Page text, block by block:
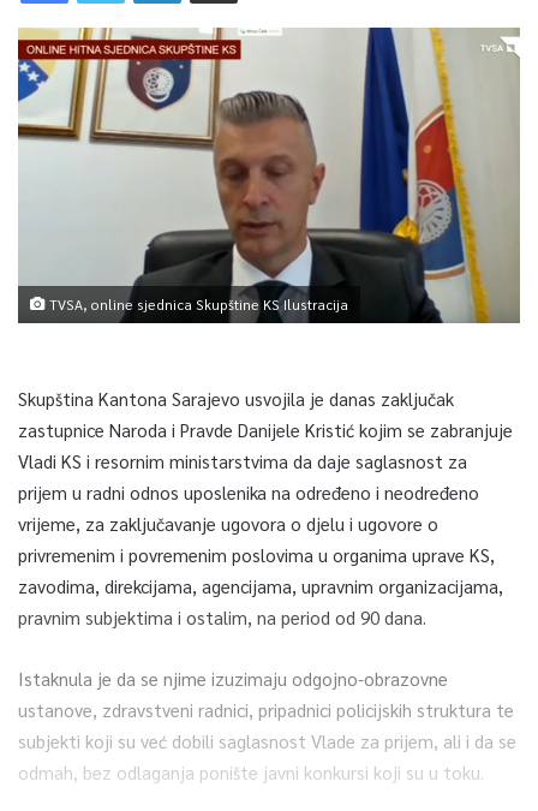
TVSA, online sjednica Skupštine KS Ilustracija
Skupština Kantona Sarajevo usvojila je danas zaključak
zastupnice Naroda i Pravde Danijele Kristić kojim se zabranjuje
Vladi KS i resornim ministarstvima da daje saglasnost za
prijem u radni odnos uposlenika na određeno i neodređeno
vrijeme, za zaključavanje ugovora o djelu i ugovore o
privremenim i povremenim poslovima u organima uprave KS,
zavodima, direkcijama, agencijama, upravnim organizacijama,
pravnim subjektima i ostalim, na period od 90 dana.
Istaknula je da se njime izuzimaju odgojno-obrazovne
ustanove, zdravstveni radnici, pripadnici policijskih struktura te
subjekti koji su već dobili saglasnost Vlade za prijem, ali i da se
odmah, bez odlaganja ponište javni konkursi koji su u toku.